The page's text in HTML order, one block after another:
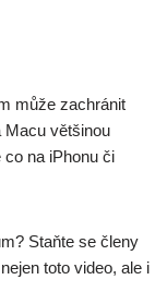
může zachránit
Macu většinou
na iPhonu či
Staňte se členy
toto video, ale i